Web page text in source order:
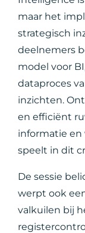
maar het
strategisch
deelnemers
model voor
dataproces
inzichten.
en efficiënt
informatie en
speelt in dit
De sessie
werpt ook
valkuilen bij